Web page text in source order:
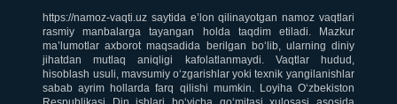
https://namoz-vaqti.uz saytida e’lon qilinayotgan namoz vaqtlari
rasmiy manbalarga tayangan holda taqdim etiladi. Mazkur
ma’lumotlar axborot maqsadida berilgan bo‘lib, ularning diniy
jihatdan mutlaq aniqligi kafolatlanmaydi. Vaqtlar hudud,
hisoblash usuli, mavsumiy o‘zgarishlar yoki texnik yangilanishlar
sabab ayrim hollarda farq qilishi mumkin. Loyiha O‘zbekiston